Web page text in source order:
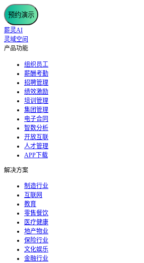
预约演示
薪灵AI
灵域空间
产品功能
组织员工
薪酬考勤
招聘管理
绩效激励
培训管理
集团管理
电子合同
智数分析
开放互联
人才管理
APP下载
解决方案
制造行业
互联网
教育
零售餐饮
医疗健康
地产物业
保险行业
文化娱乐
金融行业